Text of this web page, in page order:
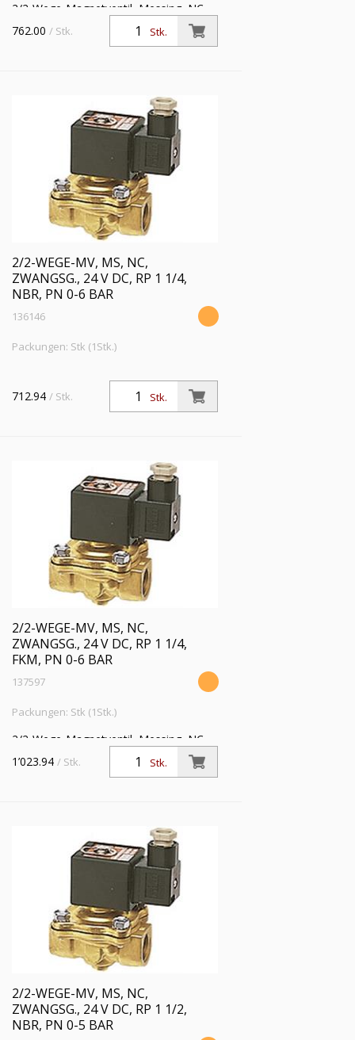
2/2-Wege-Magnetventil, Messing, NC,
zwangsgesteuert, 24 V DC, Rp 1, FKM,
Mediumstemperatur -20 °C bis 120 °C,
Stk.
762.00 / Stk.
2/2-WEGE-MV, MS, NC,
ZWANGSG., 24 V DC, RP 1 1/4,
NBR, PN 0-6 BAR
136146
Packungen: Stk (1Stk.)
Stk.
712.94 / Stk.
2/2-WEGE-MV, MS, NC,
ZWANGSG., 24 V DC, RP 1 1/4,
FKM, PN 0-6 BAR
137597
Packungen: Stk (1Stk.)
2/2-Wege-Magnetventil, Messing, NC,
zwangsgesteuert, 24 V DC, Rp 1 1/4,
FKM, Mediumstemperatur -20 °C bis
Stk.
1’023.94 / Stk.
2/2-WEGE-MV, MS, NC,
ZWANGSG., 24 V DC, RP 1 1/2,
NBR, PN 0-5 BAR